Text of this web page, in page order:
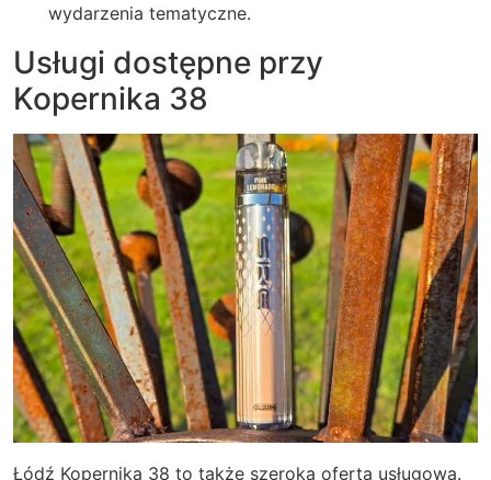
wydarzenia tematyczne.
Usługi dostępne przy
Kopernika 38
Łódź Kopernika 38 to także szeroka oferta usługowa.